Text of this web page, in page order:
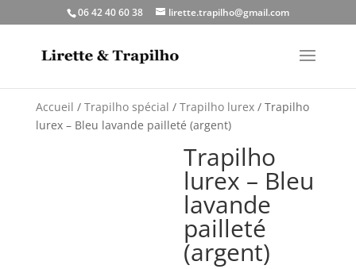
06 42 40 60 38 lirette.trapilho@gmail.com
Accueil / Trapilho spécial / Trapilho lurex/ Trapilho
lurex – Bleu lavande pailleté (argent)
Trapilho
lurex – Bleu
lavande
pailleté
(argent)